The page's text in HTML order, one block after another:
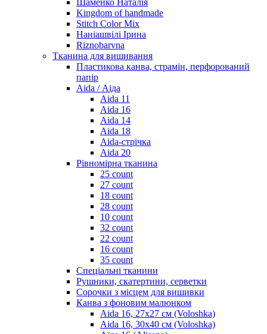
Kingdom of handmade
Stitch Color Mix
Наніашвілі Ірина
Riznobarvna
Тканина для вишивання
Пластикова канва, страмін, перфорований
папір
Aida / Аіда
Aida 11
Aida 16
Aida 14
Aida 18
Aida-стрічка
Aida 20
Рівномірна тканина
25 count
27 count
18 count
28 count
10 count
32 count
22 count
16 count
35 count
Спеціальні тканини
Рушники, скатертини, серветки
Сорочки з місцем для вишивки
Канва з фоновим малюнком
Aida 16, 27х27 см (Voloshka)
Aida 16, 30х40 см (Voloshka)